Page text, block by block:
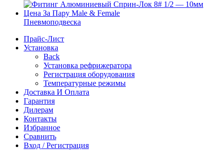
Пневмоподвеска
Прайс-Лист
Установка
Back
Установка рефрижератора
Регистрация оборудования
Температурные режимы
Доставка И Оплата
Гарантия
Дилерам
Контакты
Избранное
Сравнить
Вход / Регистрация